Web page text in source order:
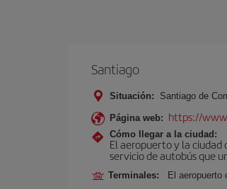
Santiago
Situación: Santiago de
Página web: https://
Cómo llegar a la ciudad:
El aeropuerto y la ciudad
servicio de autobús que
Terminales: El aeropuerto